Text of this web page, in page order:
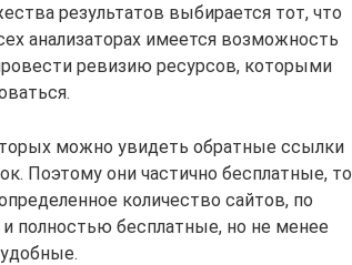
результатов выбирается тот, что
анализаторах имеется возможность
ревизию ресурсов, которыми
можно увидеть обратные ссылки
Поэтому они частично бесплатные, то
количество сайтов, по
и полностью бесплатные, но не менее